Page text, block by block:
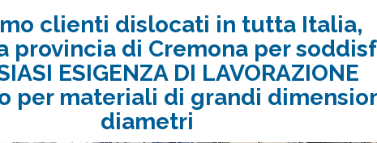
clienti dislocati in tutta Italia,
provincia di Cremona per
ESIGENZA DI LAVORAZIONE
per materiali di grandi
diametri